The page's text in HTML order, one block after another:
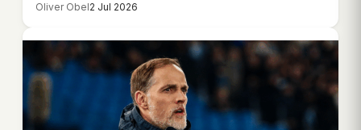
Oliver Obel2 Jul 2026